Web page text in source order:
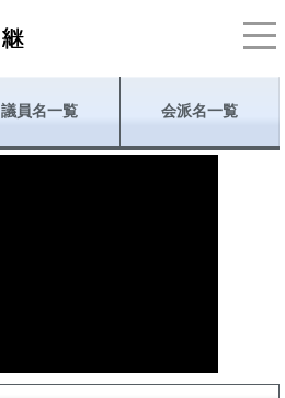
議員名一覧 会派名一覧